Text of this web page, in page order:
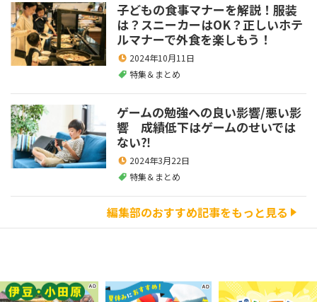
子どもの食事マナーを解説！服装
は？スニーカーはOK？正しいホテ
ルマナーで外食を楽しもう！
2024年10月11日
特集＆まとめ
ゲームの勉強への良い影響/悪い影
響 成績低下はゲームのせいでは
ない⁈
2024年3月22日
特集＆まとめ
編集部のおすすめ記事をもっと見る